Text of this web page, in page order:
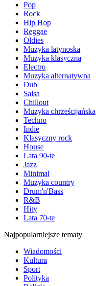
Pop
Rock
Hip Hop
Reggae
Oldies
Muzyka latynoska
Muzyka klasyczna
Electro
Muzyka alternatywna
Dub
Salsa
Chillout
Muzyka chrześcijańska
Techno
Indie
Klasyczny rock
House
Lata 90-te
Jazz
Minimal
Muzyka country
Drum'n'Bass
R&B
Hity
Lata 70-te
Najpopularniejsze tematy
Wiadomości
Kultura
Sport
Polityka